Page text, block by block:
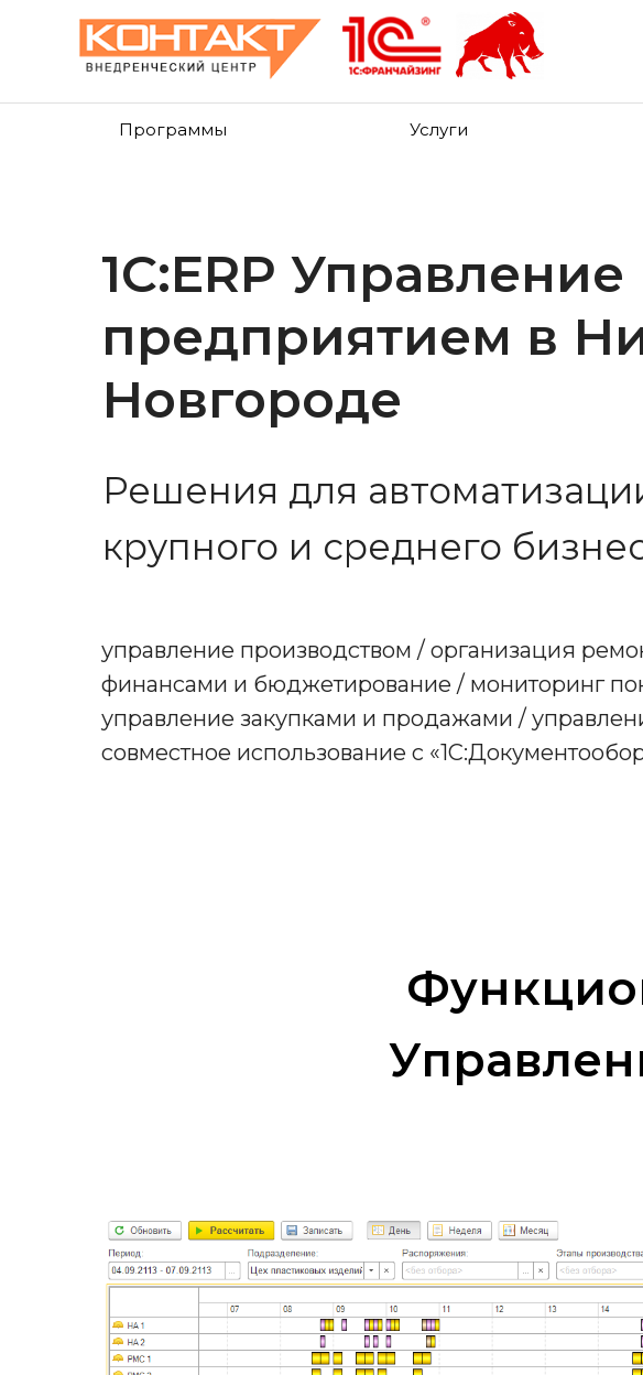
Программы Услуги
1С:ERP Управление
предприятием в
Новгороде
Решения для
крупного и среднего
управление производством / организация
финансами и бюджетирование / мониторинг
управление закупками и продажами /
совместное использование с